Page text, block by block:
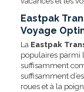
Eastpak
Voyage
La Eastpak
populaires parmi
suffisamment
suffisamment
roues et à la